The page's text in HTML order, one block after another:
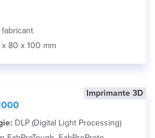
x 80 x 100 mm
Imprimante 3D
DLP (Digital Light Processing)